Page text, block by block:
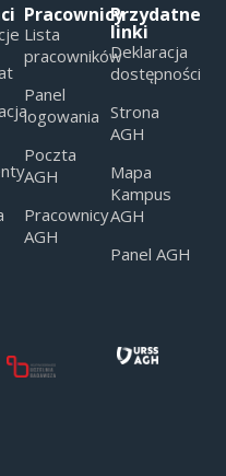
Pracownicy
Lista
pracowników
Panel
logowania
Poczta
AGH
Pracownicy
AGH
Przydatne
linki
Deklaracja
dostępności
Strona
AGH
Mapa
Kampus
AGH
Panel AGH